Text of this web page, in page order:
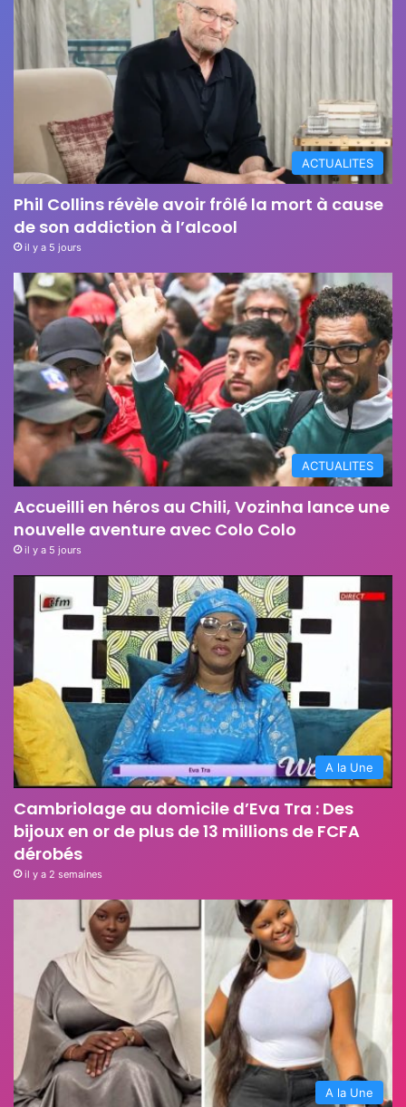
ACTUALITES
Phil Collins révèle avoir frôlé la mort à cause
de son addiction à l’alcool
il y a 5 jours
ACTUALITES
Accueilli en héros au Chili, Vozinha lance une
nouvelle aventure avec Colo Colo
il y a 5 jours
A la Une
Cambriolage au domicile d’Eva Tra : Des
bijoux en or de plus de 13 millions de FCFA
dérobés
il y a 2 semaines
A la Une